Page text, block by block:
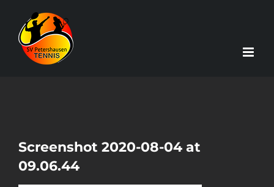
Inhalt
springen
Screenshot 2020-08-04 at
09.06.44